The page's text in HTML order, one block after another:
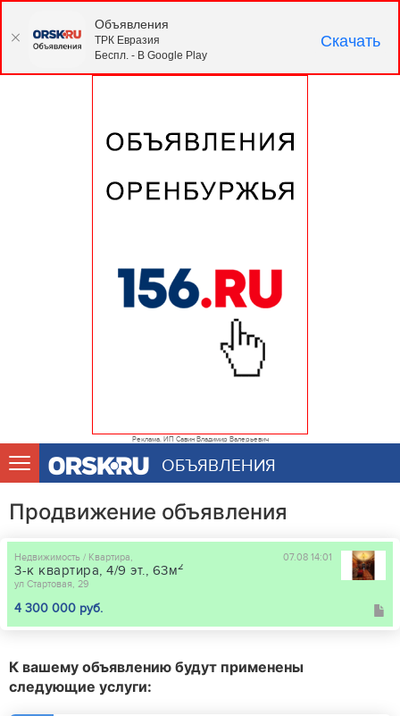
Реклама. ИП Савин Владимир Валерьевич
ОБЪЯВЛЕНИЯ
Продвижение объявления
07.08 14:01
Недвижимость / Квартира,
3-к квартира, 4/9 эт., 63м2
ул Стартовая, 29
4 300 000 руб.
К вашему объявлению будут применены
следующие услуги:
Объявления
ТРК Евразия
Беспл. - В Google Play
Скачать